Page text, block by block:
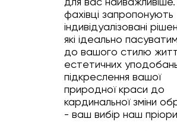
фахівці запропонують
індивідуалізовані
які ідеально
до вашого стилю
естетичних
підкреслення вашої
природної краси до
кардинальної зміни
- ваш вибір наш